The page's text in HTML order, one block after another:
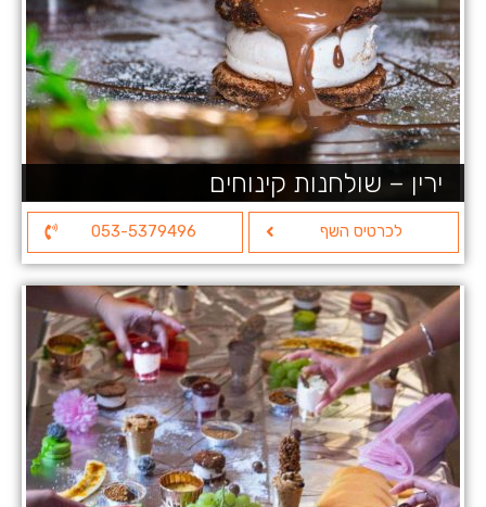
ירין – שולחנות קינוחים
לכרטיס השף 053-5379496